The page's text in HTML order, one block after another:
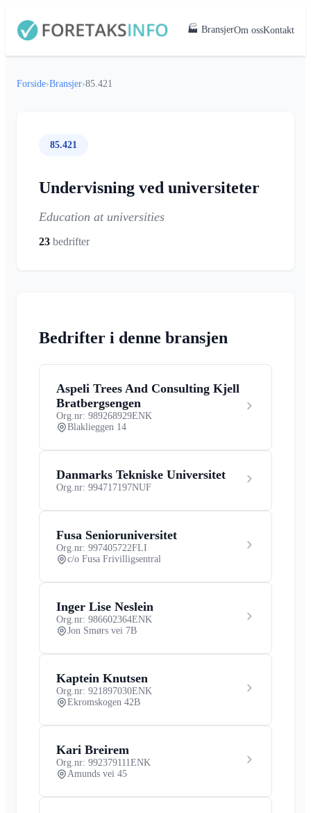
🏭 BransjerOm ossKontakt
Forside›Bransjer›85.421
85.421
Undervisning ved universiteter
Education at universities
23 bedrifter
Bedrifter i denne bransjen
Aspeli Trees And Consulting Kjell
Bratbergsengen
Org.nr: 989268929ENK
Blaklieggen 14
Danmarks Tekniske Universitet
Org.nr: 994717197NUF
Fusa Senioruniversitet
Org.nr: 997405722FLI
c/o Fusa Frivilligsentral
Inger Lise Neslein
Org.nr: 986602364ENK
Jon Smørs vei 7B
Kaptein Knutsen
Org.nr: 921897030ENK
Ekromskogen 42B
Kari Breirem
Org.nr: 992379111 ENK
Amunds vei 45